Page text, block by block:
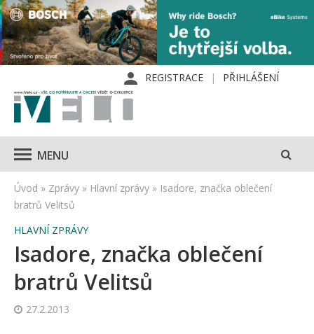
REGISTRACE PŘIHLÁŠENÍ
MENU
Úvod » Zprávy » Hlavní zprávy » Isadore, značka oblečení
bratrů Velitsů
HLAVNÍ ZPRÁVY
Isadore, značka oblečení
bratrů Velitsů
27.2.2013